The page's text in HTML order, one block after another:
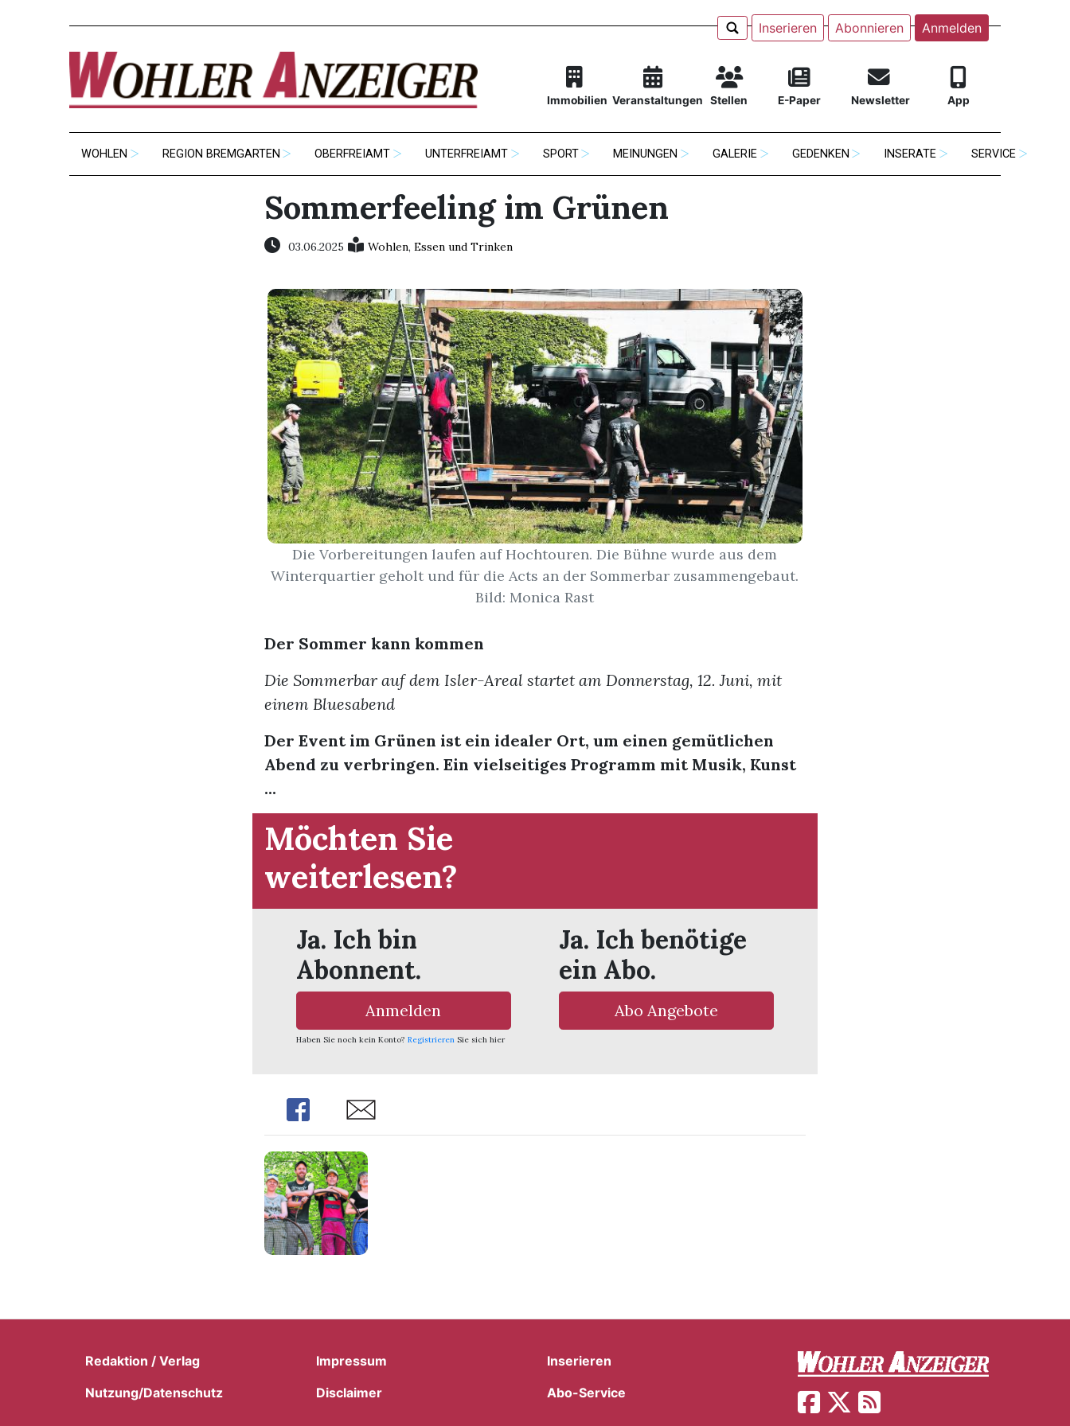
Inserieren Abonnieren Anmelden
Immobilien Veranstaltungen Stellen E-Paper Newsletter App
WOHLEN REGION BREMGARTEN OBERFREIAMT UNTERFREIAMT SPORT MEINUNGEN GALERIE GEDENKEN INSERATE SERVICE
Sommerfeeling im Grünen
03.06.2025 Wohlen, Essen und Trinken
Die Vorbereitungen laufen auf Hochtouren. Die Bühne wurde aus dem
Winterquartier geholt und für die Acts an der Sommerbar zusammengebaut.
Bild: Monica Rast
Der Sommer kann kommen
Die Sommerbar auf dem Isler-Areal startet am Donnerstag, 12. Juni, mit
einem Bluesabend
Der Event im Grünen ist ein idealer Ort, um einen gemütlichen
Abend zu verbringen. Ein vielseitiges Programm mit Musik, Kunst
...
Möchten Sie
weiterlesen?
Ja. Ich bin
Abonnent.
Anmelden
Haben Sie noch kein Konto? Registrieren Sie sich hier
Ja. Ich benötige
ein Abo.
Abo Angebote
Share Share
Redaktion / Verlag Impressum
Inserieren
Nutzung/Datenschutz
Disclaimer Abo-Service